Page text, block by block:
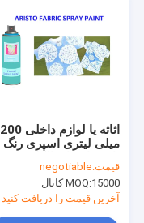
اثاثه یا لوازم داخلی 200
میلی لیتری اسپری رنگ
سمی
قیمت:negotiable
MOQ:15000 کانال
آخرین قیمت را دریافت کنید